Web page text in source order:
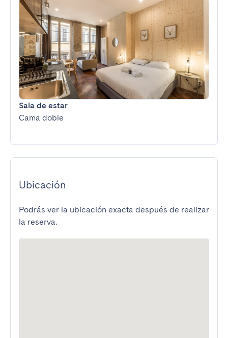
Sala de estar
Cama doble
Ubicación
Podrás ver la ubicación exacta después de realizar
la reserva.